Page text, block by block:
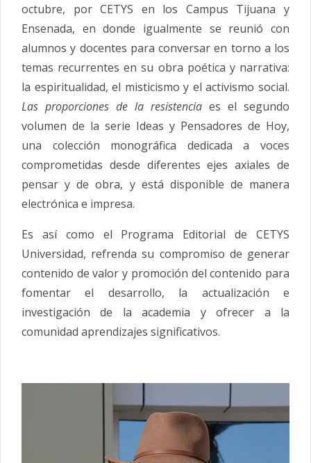
octubre, por CETYS en los Campus Tijuana y
Ensenada, en donde igualmente se reunió con
alumnos y docentes para conversar en torno a los
temas recurrentes en su obra poética y narrativa:
la espiritualidad, el misticismo y el activismo social.
Las proporciones de la resistencia es el segundo
volumen de la serie Ideas y Pensadores de Hoy,
una colección monográfica dedicada a voces
comprometidas desde diferentes ejes axiales de
pensar y de obra, y está disponible de manera
electrónica e impresa.
Es así como el Programa Editorial de CETYS
Universidad, refrenda su compromiso de generar
contenido de valor y promoción del contenido para
fomentar el desarrollo, la actualización e
investigación de la academia y ofrecer a la
comunidad aprendizajes significativos.